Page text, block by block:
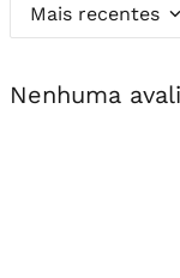
Mais recentes
Nenhuma